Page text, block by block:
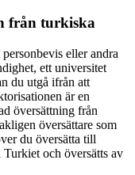
från turkiska
eller andra
ett universitet
du utgå ifrån att
är en
översättning från
översättare som
du översätta till
och översätts av